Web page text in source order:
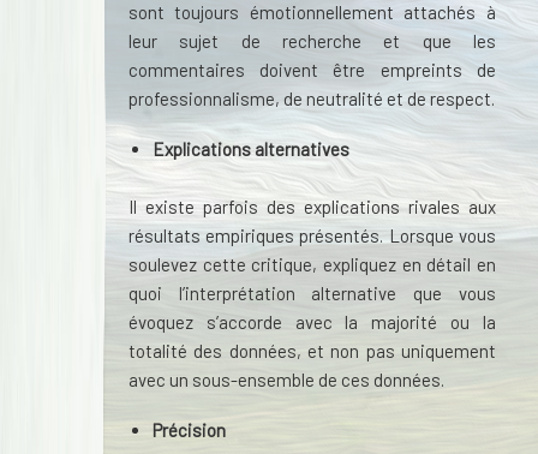
sont toujours émotionnellement attachés à
leur sujet de recherche et que les
commentaires doivent être empreints de
professionnalisme, de neutralité et de respect.
Explications alternatives
Il existe parfois des explications rivales aux
résultats empiriques présentés. Lorsque vous
soulevez cette critique, expliquez en détail en
quoi l’interprétation alternative que vous
évoquez s’accorde avec la majorité ou la
totalité des données, et non pas uniquement
avec un sous-ensemble de ces données.
Précision